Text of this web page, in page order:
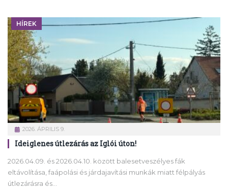
HÍREK
2026. ÁPRILIS 9.
Ideiglenes útlezárás az Iglói úton!
2026.04.09. és 2026.04.10. között balesetveszélyes fák
eltávolítása, faápolási és járdajavítási munkák miatt félpályás
útlezárásra és…